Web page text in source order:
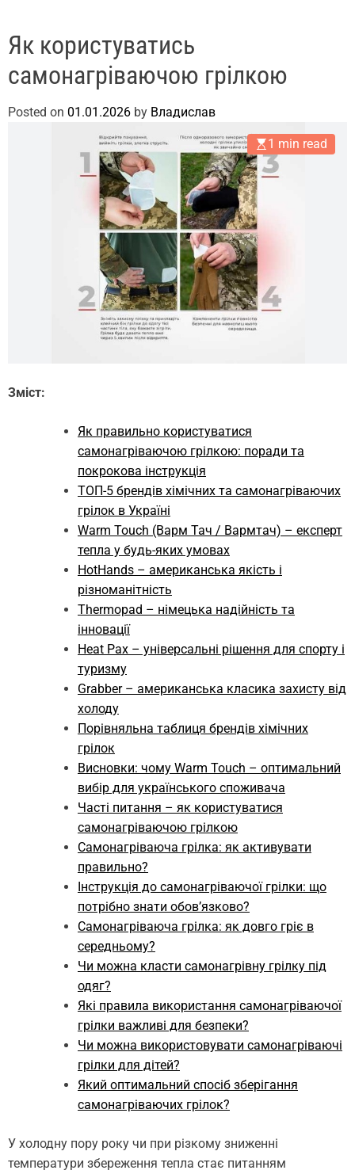
Як користуватись
самонагріваючою грілкою
Posted on 01.01.2026 by Владислав
1 min read
Зміст:
Як правильно користуватися
самонагріваючою грілкою: поради та
покрокова інструкція
ТОП-5 брендів хімічних та самонагріваючих
грілок в Україні
Warm Touch (Варм Тач / Вармтач) – експерт
тепла у будь-яких умовах
HotHands – американська якість і
різноманітність
Thermopad – німецька надійність та
інновації
Heat Pax – універсальні рішення для спорту і
туризму
Grabber – американська класика захисту від
холоду
Порівняльна таблиця брендів хімічних
грілок
Висновки: чому Warm Touch – оптимальний
вибір для українського споживача
Часті питання – як користуватися
самонагріваючою грілкою
Самонагріваюча грілка: як активувати
правильно?
Інструкція до самонагріваючої грілки: що
потрібно знати обов’язково?
Самонагріваюча грілка: як довго гріє в
середньому?
Чи можна класти самонагрівну грілку під
одяг?
Які правила використання самонагріваючої
грілки важливі для безпеки?
Чи можна використовувати самонагріваючі
грілки для дітей?
Який оптимальний спосіб зберігання
самонагріваючих грілок?
У холодну пору року чи при різкому зниженні
температури збереження тепла стає питанням